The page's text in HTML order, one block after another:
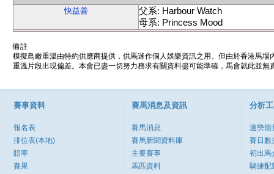
快益善
父系: Harbour Watch
母系: Princess Mood
備註
模擬鳥瞰重溫由特約供應商提供，供馬迷作個人娛樂資訊之用。但由於香港馬
重溫片段出現偏差。本會已盡一切努力務求有關資料盡可能準確，馬會就此並
賽事資料
報名表
排位表(本地)
賠率
賽果
賽馬消息及資訊
賽馬消息
賽馬新聞資料庫
主要賽事
馬匹資料
分析
速勢能
賽日數
初出馬
騎練配